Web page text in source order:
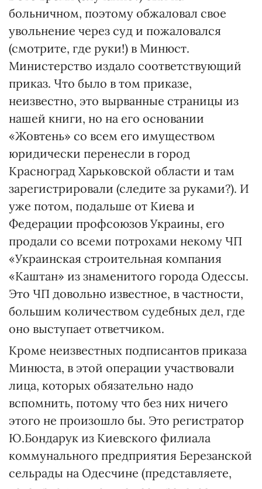
больничном, поэтому обжаловал свое
увольнение через суд и пожаловался
(смотрите, где руки!) в Минюст.
Министерство издало соответствующий
приказ. Что было в том приказе,
неизвестно, это вырванные страницы из
нашей книги, но на его основании
«Жовтень» со всем его имуществом
юридически перенесли в город
Красноград Харьковской области и там
зарегистрировали (следите за руками?). И
уже потом, подальше от Киева и
Федерации профсоюзов Украины, его
продали со всеми потрохами некому ЧП
«Украинская строительная компания
«Каштан» из знаменитого города Одессы.
Это ЧП довольно известное, в частности,
большим количеством судебных дел, где
оно выступает ответчиком.
Кроме неизвестных подписантов приказа
Минюста, в этой операции участвовали
лица, которых обязательно надо
вспомнить, потому что без них ничего
этого не произошло бы. Это регистратор
Ю.Бондарук из Киевского филиала
коммунального предприятия Березанской
сельрады на Одесчине (представляете,